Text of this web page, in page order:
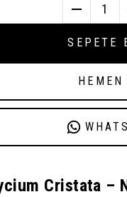
1
SEPETE
HEMEN
Cristata –